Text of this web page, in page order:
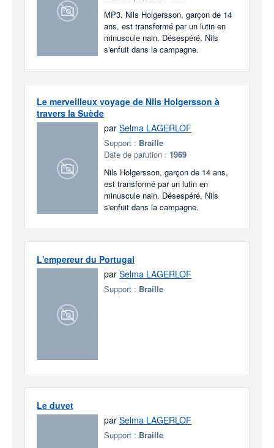
MP3. Nils Holgersson, garçon de 14
ans, est transformé par un lutin en
minuscule nain. Désespéré, Nils
s'enfuit dans la campagne.
Le merveilleux voyage de Nils Holgersson à
travers la Suède
par Selma LAGERLOF
Support : Braille
Date de parution : 1969
Nils Holgersson, garçon de 14 ans,
est transformé par un lutin en
minuscule nain. Désespéré, Nils
s'enfuit dans la campagne.
L'empereur du Portugal
par Selma LAGERLOF
Support : Braille
Le duvet
par Selma LAGERLOF
Support : Braille